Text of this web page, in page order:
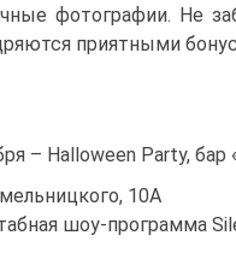
фотографии. Не
приятными
– Halloween Party, бар
10А
шоу-программа